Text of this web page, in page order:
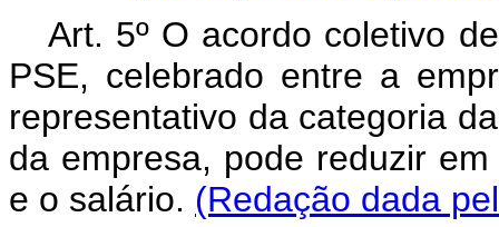
Art. 5º O acordo coletivo
PSE, celebrado entre a
representativo da categoria
da empresa, pode reduzir
e o salário. (Redação dada